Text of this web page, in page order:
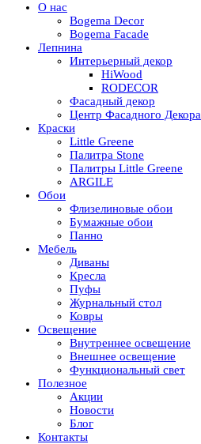
О нас
Bogema Decor
Bogema Facade
Лепнина
Интерьерный декор
HiWood
RODECOR
Фасадный декор
Центр Фасадного Декора
Краски
Little Greene
Палитра Stone
Палитры Little Greene
ARGILE
Обои
Флизелиновые обои
Бумажные обои
Панно
Мебель
Диваны
Кресла
Пуфы
Журнальный стол
Ковры
Освещение
Внутреннее освещение
Внешнее освещение
Функциональный свет
Полезное
Акции
Новости
Блог
Контакты